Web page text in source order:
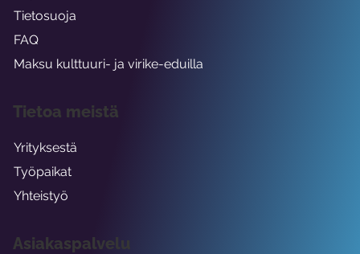
Asiakaspalvelu
Tietosuoja
FAQ
Maksu kulttuuri- ja virike-eduilla
Tietoa meistä
Yrityksestä
Työpaikat
Yhteistyö